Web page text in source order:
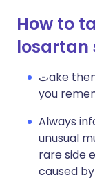
How to
losartan
تake
you
Always
unusual
rare side
caused